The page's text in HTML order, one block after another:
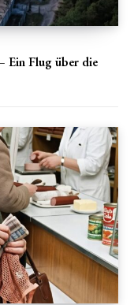
Ein Flug über die